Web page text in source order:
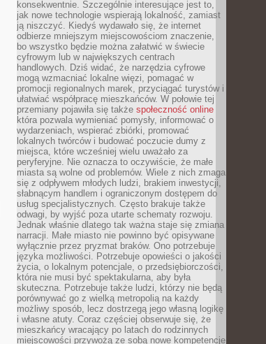
konsekwentnie. Szczególnie interesujące jest to,
jak nowe technologie wspierają lokalność, zamiast
ją niszczyć. Kiedyś wydawało się, że internet
odbierze mniejszym miejscowościom znaczenie,
bo wszystko będzie można załatwić w świecie
cyfrowym lub w największych centrach
handlowych. Dziś widać, że narzędzia cyfrowe
mogą wzmacniać lokalne więzi, pomagać w
promocji regionalnych marek, przyciągać turystów i
ułatwiać współpracę mieszkańców. W połowie tej
przemiany pojawiła się także społeczność online
która pozwala wymieniać pomysły, informować o
wydarzeniach, wspierać zbiórki, promować
lokalnych twórców i budować poczucie dumy z
miejsca, które wcześniej wielu uważało za
peryferyjne. Nie oznacza to oczywiście, że małe
miasta są wolne od problemów. Wiele z nich zmaga
się z odpływem młodych ludzi, brakiem inwestycji,
słabnącym handlem i ograniczonym dostępem do
usług specjalistycznych. Często brakuje także
odwagi, by wyjść poza utarte schematy rozwoju.
Jednak właśnie dlatego tak ważna staje się zmiana
narracji. Małe miasto nie powinno być opisywane
wyłącznie przez pryzmat braków. Ono potrzebuje
języka możliwości. Potrzebuje opowieści o jakości
życia, o lokalnym potencjale, o przedsiębiorczości,
która nie musi być spektakularna, aby była
skuteczna. Potrzebuje także ludzi, którzy nie będą
porównywać go z wielką metropolią na każdy
możliwy sposób, lecz dostrzegą jego własną logikę
i własne atuty. Coraz częściej obserwuje się, że
mieszkańcy wracający po latach do rodzinnych
miejscowości przywożą ze sobą nowe kompetencje